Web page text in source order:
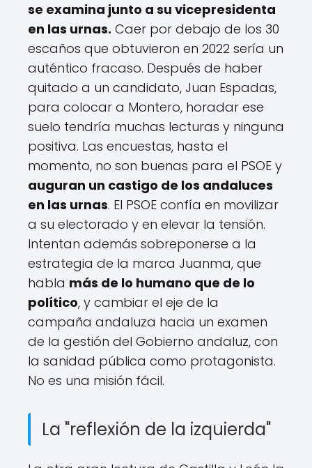
se examina junto a su vicepresidenta
en las urnas. Caer por debajo de los 30
escaños que obtuvieron en 2022 sería un
auténtico fracaso. Después de haber
quitado a un candidato, Juan Espadas,
para colocar a Montero, horadar ese
suelo tendría muchas lecturas y ninguna
positiva. Las encuestas, hasta el
momento, no son buenas para el PSOE y
auguran un castigo de los andaluces
en las urnas. El PSOE confía en movilizar
a su electorado y en elevar la tensión.
Intentan además sobreponerse a la
estrategia de la marca Juanma, que
habla más de lo humano que de lo
político, y cambiar el eje de la
campaña andaluza hacia un examen
de la gestión del Gobierno andaluz, con
la sanidad pública como protagonista.
No es una misión fácil.
La "reflexión de la izquierda"